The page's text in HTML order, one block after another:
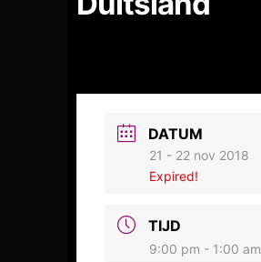
DATUM
21 - 22 nov 2018
Expired!
TIJD
9:00 pm - 1:00 am